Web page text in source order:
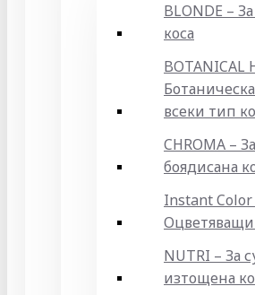
BLONDE –
коса
BOTANICAL
всеки тип
CHROMA – За
боядисана
Instant Color
NUTRI – За
изтощена